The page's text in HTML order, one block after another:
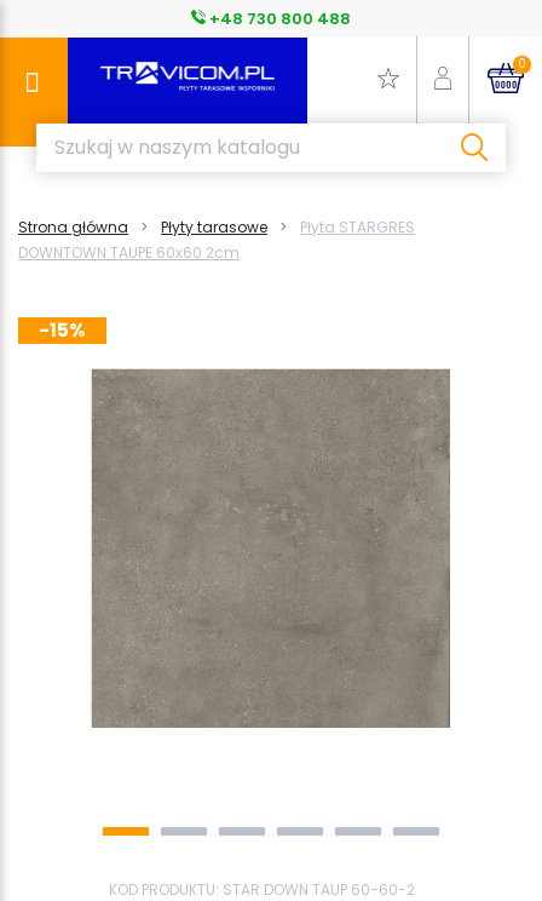
+48 730 800 488
0
Strona główna Płyty tarasowe
Płyta STARGRES
DOWNTOWN TAUPE 60x60 2cm
-15%
KOD PRODUKTU: STAR DOWN TAUP 60-60-2